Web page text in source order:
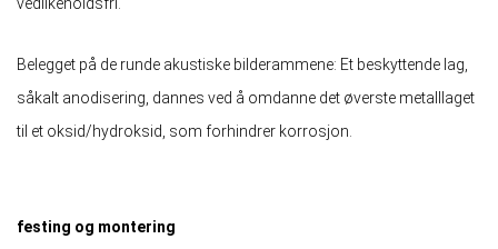
vedlikeholdsfri.
Belegget på de runde akustiske bilderammene: Et beskyttende lag,
såkalt anodisering, dannes ved å omdanne det øverste metalllaget
til et oksid/hydroksid, som forhindrer korrosjon.
festing og montering